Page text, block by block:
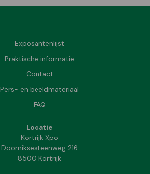
Exposantenlijst
Praktische informatie
Contact
Pers- en beeldmateriaal
FAQ
Locatie
Kortrijk Xpo
Doorniksesteenweg 216
8500 Kortrijk